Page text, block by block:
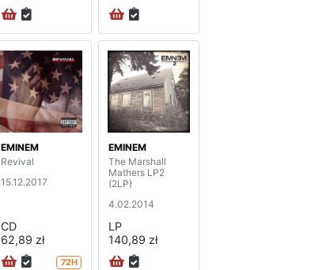
EMINEM
Revival
15.12.2017
CD
62,89 zł
72H
EMINEM
The Marshall
Mathers LP2
(2LP)
4.02.2014
LP
140,89 zł